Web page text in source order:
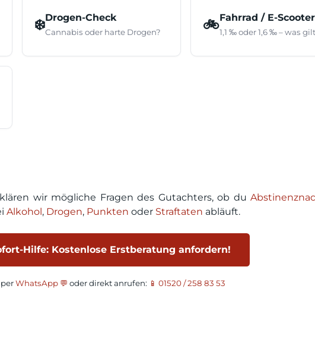
❄️Drogen-Check
Cannabis oder harte Drogen? 🚲Fahrrad / E-Scooter
1,1 ‰ oder 1,6 ‰ – was
wir mögliche Fragen des Gutachters, ob du
Alkohol, Drogen, Punkten oder Straftaten abläuft.
Hilfe: Kostenlose Erstberatung anfordern!
WhatsApp 💬 oder direkt anrufen: 📱 01520 / 258 83 53